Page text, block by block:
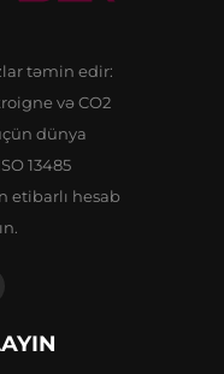
təmin edir:
və CO2
dünya
13485
etibarlı hesab